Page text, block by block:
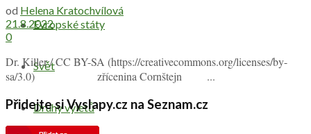
Evropské státy
Svět
Druhy výletů
od Helena Kratochvílová
21.8.2022
0
Dr. Killer / CC BY-SA (https://creativecommons.org/licenses/by-
sa/3.0) zřícenina Cornštejn ...
Přidejte si Vyslapy.cz na Seznam.cz